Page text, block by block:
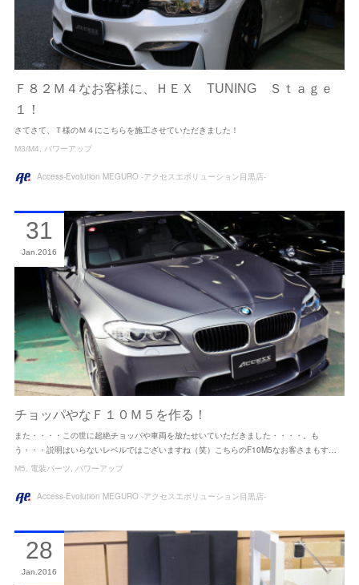
Ｆ８２Ｍ４なお客様に、ＨＥＸ TUNING Ｓｔａｇｅ
１！
さてさて、Ｔ様のＭ４にこちらを施工させていただきました！
M3/M4 パワーアップ
Access-Evolution MEGURO -アクセスエボリューション目黒店-
チョッパやなＦ１０Ｍ５を作る！
また・・・・この世に超絶チョッパや車両を放たせいていただきました・・・・。も
う・・・説明はいらないレベルではございますね（笑）こちらのF10M5なお客さまもす…
31
Jan 2016
M5 電装パーツ パワーアップ
Access-Evolution MEGURO -アクセスエボリューション目黒店-
28
Jan 2016